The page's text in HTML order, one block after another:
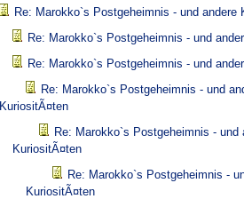
Re: Marokko`s Postgeheimnis - und andere
Re: Marokko`s Postgeheimnis - und
Re: Marokko`s Postgeheimnis - und
Re: Marokko`s Postgeheimnis - und
KuriositÃ¤ten
Re: Marokko`s Postgeheimnis - und
KuriositÃ¤ten
Re: Marokko`s Postgeheimnis -
KuriositÃ¤ten